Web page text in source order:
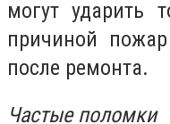
могут ударить
причиной
после ремонта.
Частые поломки